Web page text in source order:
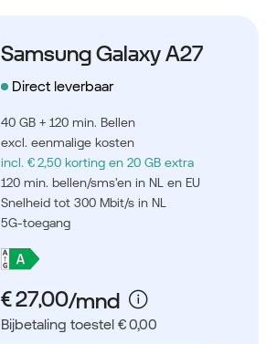
Samsung Galaxy A27
Direct leverbaar
40 GB + 120 min. Bellen
excl. eenmalige kosten
incl. € 2,50 korting en 20 GB extra
120 min. bellen/sms'en in NL en EU
Snelheid tot 300 Mbit/s in NL
5G-toegang
Bijbetaling toestel € 0,00